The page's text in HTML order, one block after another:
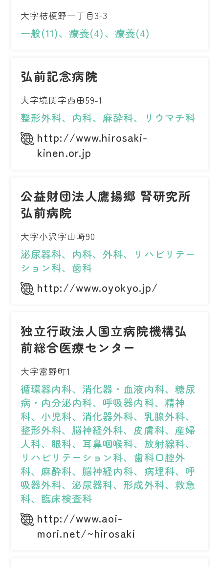
大字桔梗野一丁目3-3
一般(11)、療養(4)、療養(4)
弘前記念病院
大字境関字西田59-1
整形外科、内科、麻酔科、リウマチ科
http://www.hirosaki-
kinen.or.jp
公益財団法人鷹揚郷 腎研究所
弘前病院
大字小沢字山崎90
泌尿器科、内科、外科、リハビリテー
ション科、歯科
http://www.oyokyo.jp/
独立行政法人国立病院機構弘
前総合医療センター
大字富野町1
循環器内科、消化器・血液内科、糖尿
病・内分泌内科、呼吸器内科、精神
科、小児科、消化器外科、乳腺外科、
整形外科、脳神経外科、皮膚科、産婦
人科、眼科、耳鼻咽喉科、放射線科、
リハビリテーション科、歯科口腔外
科、麻酔科、脳神経内科、病理科、呼
吸器外科、泌尿器科、形成外科、救急
科、臨床検査科
http://www.aoi-
mori.net/~hirosaki